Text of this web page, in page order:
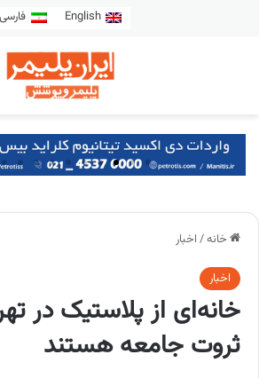
English فارسی
خانه/ اخبار
اخبار
خانه‌ای از پلاستیک در
ثروت جامعه هستند